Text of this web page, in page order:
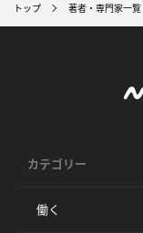
トップ 著者・専門家一覧
カテゴリー
働く